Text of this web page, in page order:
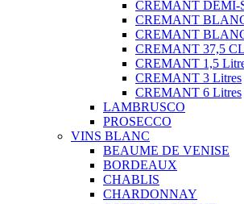
CREMANT DEMI-
CREMANT
CREMANT
CREMANT 37,5 CL
CREMANT 1,5
CREMANT 3 Litres
CREMANT 6 Litres
LAMBRUSCO
PROSECCO
VINS BLANC
BEAUME DE VENISE
BORDEAUX
CHABLIS
CHARDONNAY